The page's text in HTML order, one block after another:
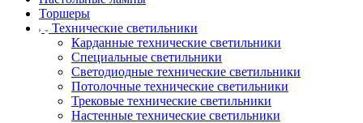
Торшеры
Технические светильники
Карданные технические светильники
Специальные светильники
Светодиодные технические светильники
Потолочные технические светильники
Трековые технические светильники
Настенные технические светильники